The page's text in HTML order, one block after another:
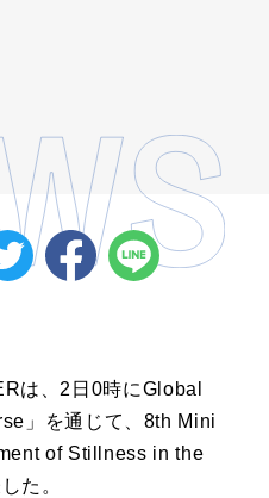
は、2日0時にGlobal
」を通じて、8th Mini
of Stillness in the
た。